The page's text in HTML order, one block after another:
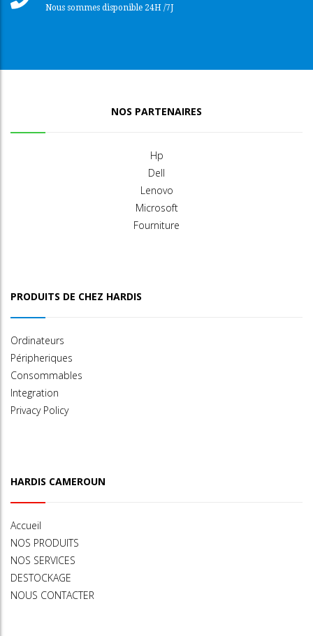
Nous sommes disponible 24H /7J
NOS PARTENAIRES
Hp
Dell
Lenovo
Microsoft
Fourniture
PRODUITS DE CHEZ HARDIS
Ordinateurs
Péripheriques
Consommables
Integration
Privacy Policy
HARDIS CAMEROUN
Accueil
NOS PRODUITS
NOS SERVICES
DESTOCKAGE
NOUS CONTACTER